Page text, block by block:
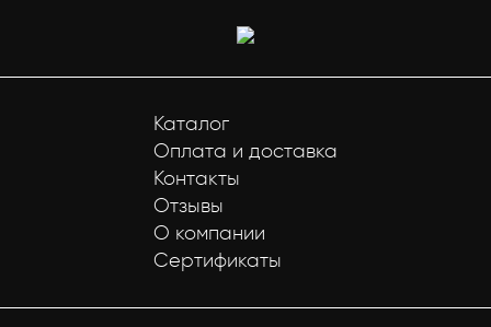
Каталог
Оплата и доставка
Контакты
Отзывы
О компании
Сертификаты